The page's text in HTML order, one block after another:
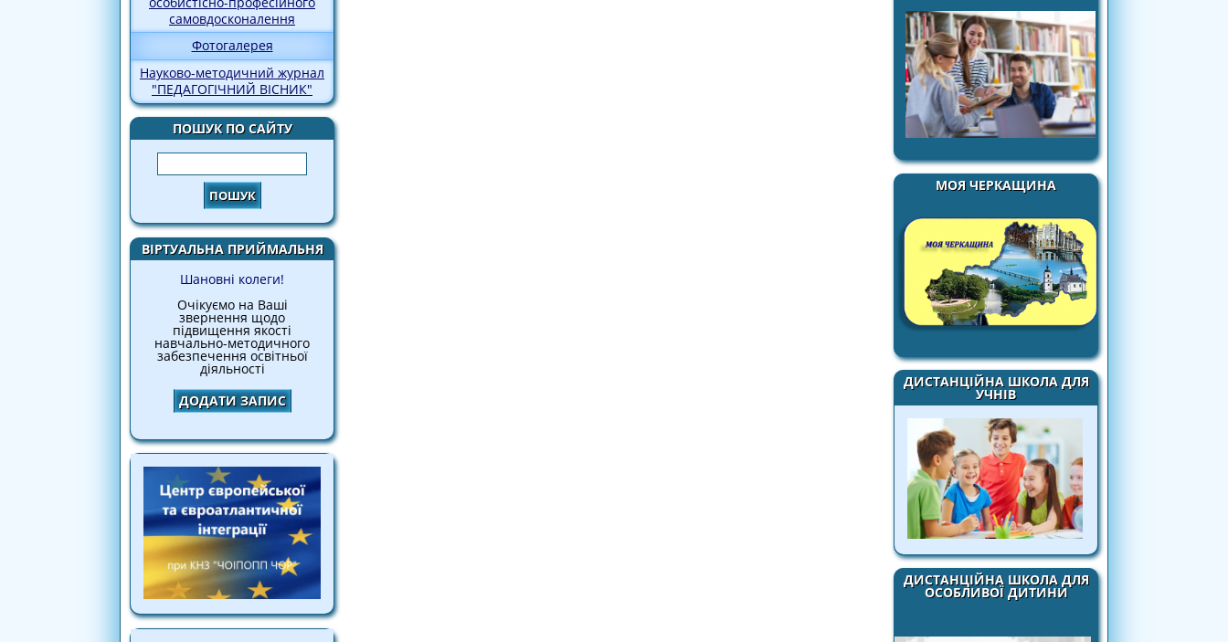
самовдосконалення
Фотогалерея
Науково-методичний журнал
"ПЕДАГОГІЧНИЙ ВІСНИК"
ПОШУК ПО САЙТУ
Пошук
ВІРТУАЛЬНА ПРИЙМАЛЬНЯ
Шановні колеги!
Очікуємо на Ваші
звернення щодо
підвищення якості
навчально-методичного
забезпечення освітньої
діяльності
ДОДАТИ ЗАПИС
МОЯ ЧЕРКАЩИНА
ДИСТАНЦІЙНА ШКОЛА ДЛЯ
УЧНІВ
ДИСТАНЦІЙНА ШКОЛА ДЛЯ
ОСОБЛИВОЇ ДИТИНИ